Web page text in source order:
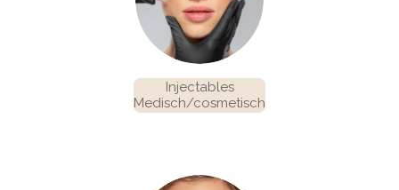
Injectables
Medisch/cosmetisch